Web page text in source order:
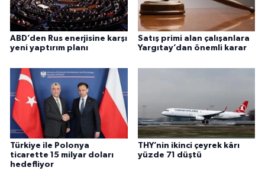
ABD’den Rus enerjisine karşı
yeni yaptırım planı
Satış primi alan çalışanlara
Yargıtay’dan önemli karar
Türkiye ile Polonya
ticarette 15 milyar doları
hedefliyor
THY’nin ikinci çeyrek kârı
yüzde 71 düştü